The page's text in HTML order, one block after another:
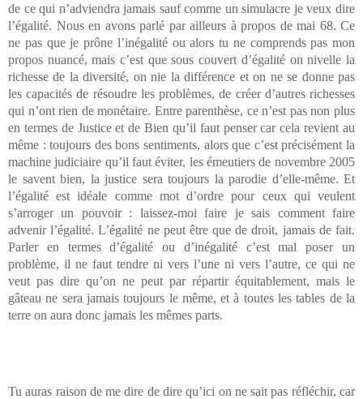
de ce qui n’adviendra jamais sauf comme un simulacre je veux dire
l’égalité. Nous en avons parlé par ailleurs à propos de mai 68. Ce
ne pas que je prône l’inégalité ou alors tu ne comprends pas mon
propos nuancé, mais c’est que sous couvert d’égalité on nivelle la
richesse de la diversité, on nie la différence et on ne se donne pas
les capacités de résoudre les problèmes, de créer d’autres richesses
qui n’ont rien de monétaire. Entre parenthèse, ce n’est pas non plus
en termes de Justice et de Bien qu’il faut penser car cela revient au
même : toujours des bons sentiments, alors que c’est précisément la
machine judiciaire qu’il faut éviter, les émeutiers de novembre 2005
le savent bien, la justice sera toujours la parodie d’elle-même. Et
l’égalité est idéale comme mot d’ordre pour ceux qui veulent
s’arroger un pouvoir : laissez-moi faire je sais comment faire
advenir l’égalité. L’égalité ne peut être que de droit, jamais de fait.
Parler en termes d’égalité ou d’inégalité c’est mal poser un
problème, il ne faut tendre ni vers l’une ni vers l’autre, ce qui ne
veut pas dire qu’on ne peut par répartir équitablement, mais le
gâteau ne sera jamais toujours le même, et à toutes les tables de la
terre on aura donc jamais les mêmes parts.
Tu auras raison de me dire de dire qu’ici on ne sait pas réfléchir, car